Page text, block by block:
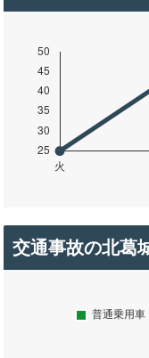
交通事故の北葛